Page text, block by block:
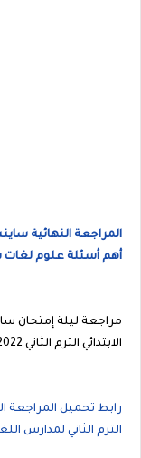
أهم أسئلة علوم لغات
مراجعة ليلة
الابتدائي الترم الثاني 2022، أهم أسئلة علوم لغات ستة ابتدائى
رابط تحميل المراجعة
الترم الثاني لمدارس